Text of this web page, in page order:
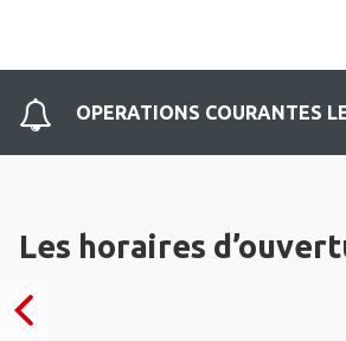
OPERATIONS COURANTES
Les horaires